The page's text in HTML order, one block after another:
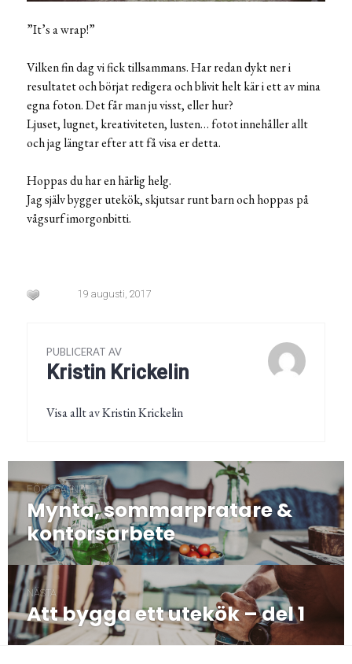
”It’s a wrap!”
Vilken fin dag vi fick tillsammans. Har redan dykt ner i
resultatet och börjat redigera och blivit helt kär i ett av mina
egna foton. Det får man ju visst, eller hur?
Ljuset, lugnet, kreativiteten, lusten… fotot innehåller allt
och jag längtar efter att få visa er detta.
Hoppas du har en härlig helg.
Jag själv bygger utekök, skjutsar runt barn och hoppas på
vågsurf imorgonbitti.
19 augusti, 2017
PUBLICERAT AV
Kristin Krickelin
Visa allt av Kristin Krickelin
Inläggsnavigering
FÖREGÅENDE
Föregående
post:
Mynta, sommarpratare &
kontorsarbete
NÄSTA
Nästa
post:
Att bygga ett utekök – del 1